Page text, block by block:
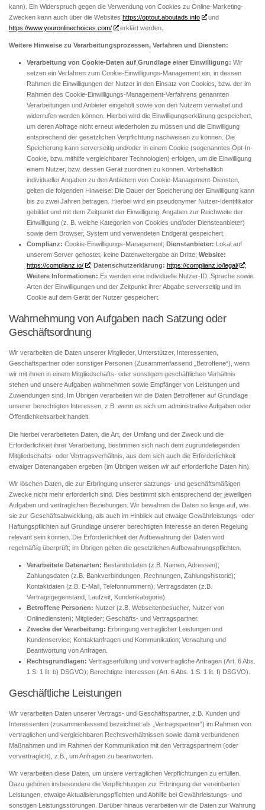
kann). Ein Widerspruch gegen die Verwendung von Cookies zu Online-Marketing-
Zwecken kann auch über die Websites https://optout.aboutads.info
und
https://www.youronlinechoices.com/
erklärt werden.
Weitere Hinweise zu Verarbeitungsprozessen, Verfahren und Diensten:
Verarbeitung von Cookie-Daten auf Grundlage einer Einwilligung: Wir
setzen ein Verfahren zum Cookie-Einwilligungs-Management ein, in dessen
Rahmen die Einwilligungen der Nutzer in den Einsatz von Cookies, bzw. der im
Rahmen des Cookie-Einwilligungs-Management-Verfahrens genannten
Verarbeitungen und Anbieter eingeholt sowie von den Nutzern verwaltet und
widerrufen werden können. Hierbei wird die Einwilligungserklärung gespeichert,
um deren Abfrage nicht erneut wiederholen zu müssen und die Einwilligung
entsprechend der gesetzlichen Verpflichtung nachweisen zu können. Die
Speicherung kann serverseitig und/oder in einem Cookie (sogenanntes Opt-In-
Cookie, bzw. mithilfe vergleichbarer Technologien) erfolgen, um die Einwilligung
einem Nutzer, bzw. dessen Gerät zuordnen zu können. Vorbehaltlich
individueller Angaben zu den Anbietern von Cookie-Management-Diensten,
gelten die folgenden Hinweise: Die Dauer der Speicherung der Einwilligung kann
bis zu zwei Jahren betragen. Hierbei wird ein pseudonymer Nutzer-Identifikator
gebildet und mit dem Zeitpunkt der Einwilligung, Angaben zur Reichweite der
Einwilligung (z. B. welche Kategorien von Cookies und/oder Diensteanbieter)
sowie dem Browser, System und verwendeten Endgerät gespeichert.
Complianz: Cookie-Einwilligungs-Management; Dienstanbieter: Lokal auf
unserem Server gehostet, keine Datenweitergabe an Dritte; Website:
https://complianz.io/
; Datenschutzerklärung: https://complianz.io/legal/
;
Weitere Informationen: Es werden eine individuelle Nutzer-ID, Sprache sowie
Arten der Einwilligungen und der Zeitpunkt ihrer Abgabe serverseitig und im
Cookie auf dem Gerät der Nutzer gespeichert.
Wahrnehmung von Aufgaben nach Satzung oder
Geschäftsordnung
Wir verarbeiten die Daten unserer Mitglieder, Unterstützer, Interessenten,
Geschäftspartner oder sonstiger Personen (Zusammenfassend „Betroffene“), wenn
wir mit ihnen in einem Mitgliedschafts- oder sonstigem geschäftlichen Verhältnis
stehen und unsere Aufgaben wahrnehmen sowie Empfänger von Leistungen und
Zuwendungen sind. Im Übrigen verarbeiten wir die Daten Betroffener auf Grundlage
unserer berechtigten Interessen, z.B. wenn es sich um administrative Aufgaben oder
Öffentlichkeitsarbeit handelt.
Die hierbei verarbeiteten Daten, die Art, der Umfang und der Zweck und die
Erforderlichkeit ihrer Verarbeitung, bestimmen sich nach dem zugrundeliegenden
Mitgliedschafts- oder Vertragsverhältnis, aus dem sich auch die Erforderlichkeit
etwaiger Datenangaben ergeben (im Übrigen weisen wir auf erforderliche Daten hin).
Wir löschen Daten, die zur Erbringung unserer satzungs- und geschäftsmäßigen
Zwecke nicht mehr erforderlich sind. Dies bestimmt sich entsprechend der jeweiligen
Aufgaben und vertraglichen Beziehungen. Wir bewahren die Daten so lange auf, wie
sie zur Geschäftsabwicklung, als auch im Hinblick auf etwaige Gewährleistungs- oder
Haftungspflichten auf Grundlage unserer berechtigten Interesse an deren Regelung
relevant sein können. Die Erforderlichkeit der Aufbewahrung der Daten wird
regelmäßig überprüft; im Übrigen gelten die gesetzlichen Aufbewahrungspflichten.
Verarbeitete Datenarten: Bestandsdaten (z.B. Namen, Adressen);
Zahlungsdaten (z.B. Bankverbindungen, Rechnungen, Zahlungshistorie);
Kontaktdaten (z.B. E-Mail, Telefonnummern); Vertragsdaten (z.B.
Vertragsgegenstand, Laufzeit, Kundenkategorie).
Betroffene Personen: Nutzer (z.B. Webseitenbesucher, Nutzer von
Onlinediensten); Mitglieder; Geschäfts- und Vertragspartner.
Zwecke der Verarbeitung: Erbringung vertraglicher Leistungen und
Kundenservice; Kontaktanfragen und Kommunikation; Verwaltung und
Beantwortung von Anfragen.
Rechtsgrundlagen: Vertragserfüllung und vorvertragliche Anfragen (Art. 6 Abs.
1 S. 1 lit. b) DSGVO); Berechtigte Interessen (Art. 6 Abs. 1 S. 1 lit. f) DSGVO).
Geschäftliche Leistungen
Wir verarbeiten Daten unserer Vertrags- und Geschäftspartner, z.B. Kunden und
Interessenten (zusammenfassend bezeichnet als „Vertragspartner“) im Rahmen von
vertraglichen und vergleichbaren Rechtsverhältnissen sowie damit verbundenen
Maßnahmen und im Rahmen der Kommunikation mit den Vertragspartnern (oder
vorvertraglich), z.B., um Anfragen zu beantworten.
Wir verarbeiten diese Daten, um unsere vertraglichen Verpflichtungen zu erfüllen.
Dazu gehören insbesondere die Verpflichtungen zur Erbringung der vereinbarten
Leistungen, etwaige Aktualisierungspflichten und Abhilfe bei Gewährleistungs- und
sonstigen Leistungsstörungen. Darüber hinaus verarbeiten wir die Daten zur Wahrung